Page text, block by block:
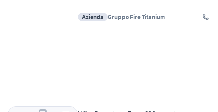
Azienda Gruppo Fire Titanium